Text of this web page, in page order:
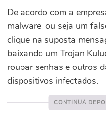
De acordo com a
malware, ou seja um
clique na suposta
baixando um Trojan
roubar senhas e outros
dispositivos infectados.